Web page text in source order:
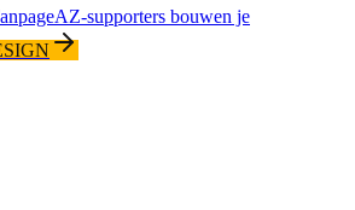
AZ-supporters bouwen je